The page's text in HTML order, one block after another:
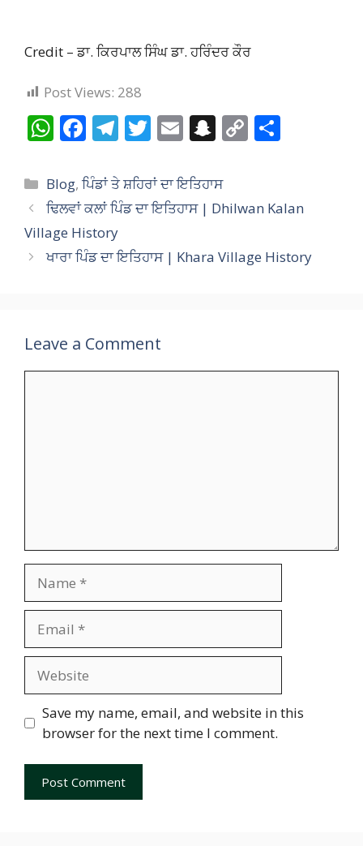
Credit – ਡਾ. ਕਿਰਪਾਲ ਸਿੰਘ ਡਾ. ਹਰਿੰਦਰ ਕੌਰ
Post Views: 288
W
at
s
A
p
F
e
b
o
o
T
e
gr
m
T
itt
er
E
ai
l
S
a
p
h
C
y
n
e
Categories
Blog,ਪਿੰਡਾਂ ਤੇ ਸ਼ਹਿਰਾਂ ਦਾ ਇਤਿਹਾਸ
ਢਿਲਵਾਂ ਕਲਾਂ ਪਿੰਡ ਦਾ ਇਤਿਹਾਸ | Dhilwan Kalan
Village History
ਖਾਰਾ ਪਿੰਡ ਦਾ ਇਤਿਹਾਸ | Khara Village History
Leave a Comment
Save my name, email, and website in this
browser for the next time I comment.